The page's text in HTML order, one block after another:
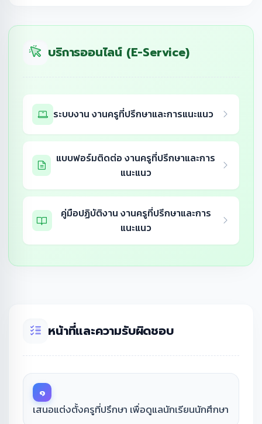
บริการออนไลน์ (E-Service)
ระบบงาน งานครูที่ปรึกษาและการแนะแนว
แบบฟอร์มติดต่อ งานครูที่ปรึกษาและการ
แนะแนว
คู่มือปฏิบัติงาน งานครูที่ปรึกษาและการ
แนะแนว
หน้าที่และความรับผิดชอบ
๑
เสนอแต่งตั้งครูที่ปรึกษา เพื่อดูแลนักเรียนนักศึกษา